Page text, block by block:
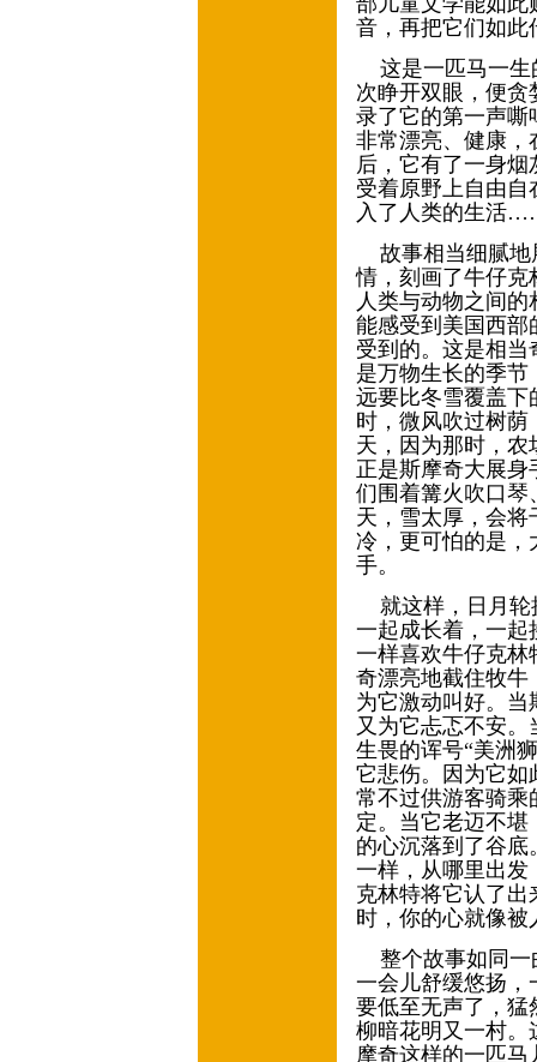
音，再把它们如此
这是一匹马一生
次睁开双眼，便
录了它的第一声嘶
非常漂亮、健康，
后，它有了一身
受着原野上自由
入了人类的生活
故事相当细腻地
情，刻画了牛仔克
人类与动物之间
能感受到美国西部
受到的。这是相
是万物生长的季
远要比冬雪覆盖下
时，微风吹过树
天，因为那时，
正是斯摩奇大展
们围着篝火吹口琴
天，雪太厚，会
冷，更可怕的是，
手。
就这样，日月轮
一起成长着，一起
一样喜欢牛仔克林
奇漂亮地截住牧牛
为它激动叫好。
又为它忐忑不安
生畏的诨号“美洲
它悲伤。因为它如
常不过供游客骑乘
定。当它老迈不
的心沉落到了谷
一样，从哪里出
克林特将它认了
时，你的心就像
整个故事如同一
一会儿舒缓悠扬，
要低至无声了，猛
柳暗花明又一村。
摩奇这样的一匹